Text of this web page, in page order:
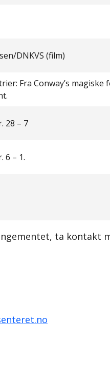
DNKVS (film)
Fra Conway’s magiske
28 – 7
6 – 1.
ta kontakt